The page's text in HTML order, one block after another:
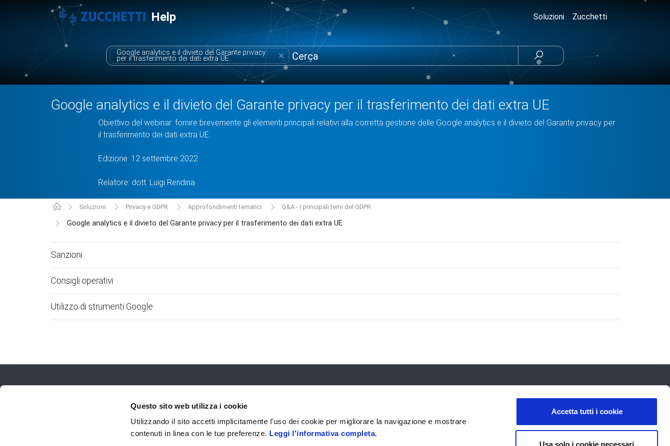
Questo sito web utilizza i cookie
Utilizzando il sito accetti implicitamente l'uso dei cookie per migliorare la navigazione e mostrare
contenuti in linea con le tue preferenze. Leggi l'informativa completa.
Accetta tutti i cookie
Usa solo i cookie necessari
Help Zucchetti
Soluzioni
Google analytics e il divieto del Garante privacy
per il trasferimento dei dati extra UE 
Google analytics e il divieto del Garante privacy per il trasferimento dei dati extra UE
Obiettivo del webinar: fornire brevemente gli elementi principali relativi alla corretta gestione delle Google analytics e il divieto del Garante privacy per
il trasferimento dei dati extra UE.
Edizione: 12 settembre 2022
Relatore: dott. Luigi Rendina
Soluzioni Privacy e GDPR Approfondimenti tematici Q&A - I principali temi del GDPR
Google analytics e il divieto del Garante privacy per il trasferimento dei dati extra UE
Sanzioni
Consigli operativi
Utilizzo di strumenti Google
Chi Siamo
Contatti
Comunicati
Rassegna